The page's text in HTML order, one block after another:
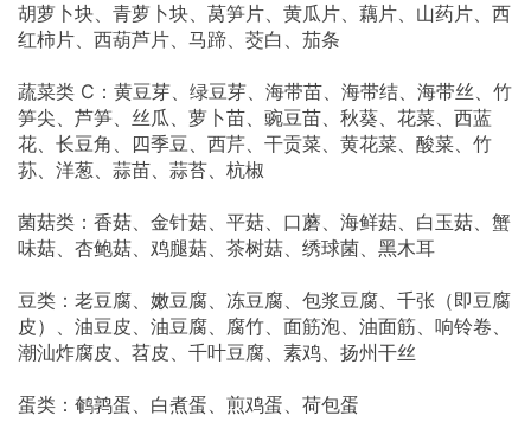
胡萝卜块、青萝卜块、莴笋片、黄瓜片、藕片、山药片、西
红柿片、西葫芦片、马蹄、茭白、茄条
蔬菜类 C：黄豆芽、绿豆芽、海带苗、海带结、海带丝、竹
笋尖、芦笋、丝瓜、萝卜苗、豌豆苗、秋葵、花菜、西蓝
花、长豆角、四季豆、西芹、干贡菜、黄花菜、酸菜、竹
荪、洋葱、蒜苗、蒜苔、杭椒
菌菇类：香菇、金针菇、平菇、口蘑、海鲜菇、白玉菇、蟹
味菇、杏鲍菇、鸡腿菇、茶树菇、绣球菌、黑木耳
豆类：老豆腐、嫩豆腐、冻豆腐、包浆豆腐、千张（即豆腐
皮）、油豆皮、油豆腐、腐竹、面筋泡、油面筋、响铃卷、
潮汕炸腐皮、苕皮、千叶豆腐、素鸡、扬州干丝
蛋类：鹌鹑蛋、白煮蛋、煎鸡蛋、荷包蛋